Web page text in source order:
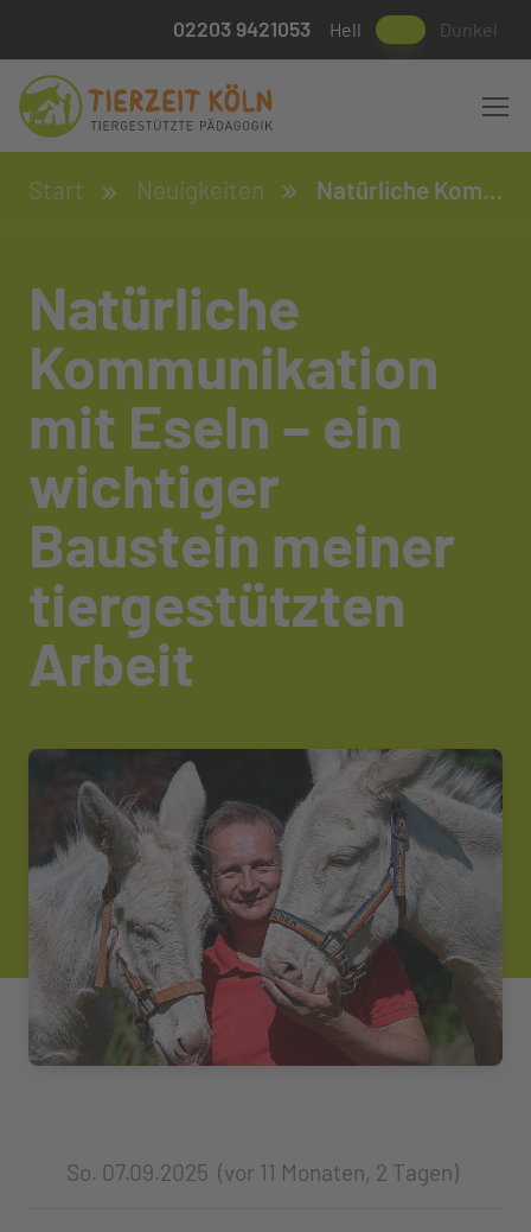
02203 9421053 Hell Dunkel
Start Neuigkeiten Natürliche Kommunikation mit Eseln – ein wichtiger Baustein meiner tiergestützten Arbeit
Natürliche
Kommunikation
mit Eseln – ein
wichtiger
Baustein meiner
tiergestützten
Arbeit
So. 07.09.2025 (vor 11 Monaten, 2 Tagen)